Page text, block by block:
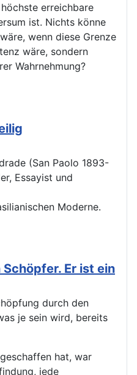
erreichbare
ist. Nichts könne
wenn diese Grenze
wäre, sondern
Wahrnehmung?
(San Paolo 1893-
Essayist und
Moderne.
Er ist ein
durch den
je sein wird, bereits
hat, war
jede